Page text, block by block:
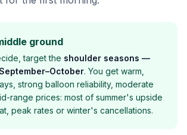
ground
target the shoulder seasons —
. You get warm,
strong balloon reliability, moderate
range prices: most of summer's upside
peak rates or winter's cancellations.